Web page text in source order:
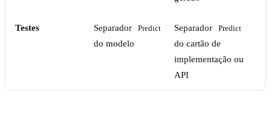
Testes Separador Predict
do modelo
Separador Predict
do cartão de
implementação ou
API